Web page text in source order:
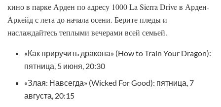
кино в парке Арден по адресу 1000 La Sierra Drive в Арден-
Аркейд с лета до начала осени. Берите пледы и
наслаждайтесь теплыми вечерами всей семьей.
«Как приручить дракона» (How to Train Your Dragon):
пятница, 5 июня, 20:30
«Злая: Навсегда» (Wicked For Good): пятница, 7
августа, 20:15